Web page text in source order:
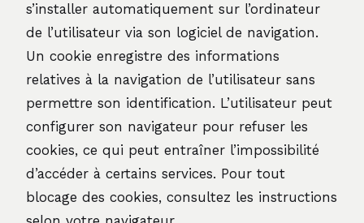
s’installer automatiquement sur l’ordinateur
de l’utilisateur via son logiciel de navigation.
Un cookie enregistre des informations
relatives à la navigation de l’utilisateur sans
permettre son identification. L’utilisateur peut
configurer son navigateur pour refuser les
cookies, ce qui peut entraîner l’impossibilité
d’accéder à certains services. Pour tout
blocage des cookies, consultez les instructions